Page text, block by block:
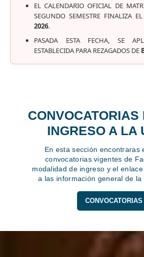
EL CALENDARIO OFICIAL DE
SEGUNDO SEMESTRE FINALIZA
2026.
PASADA ESTA FECHA, SE
ESTABLECIDA PARA REZAGADOS DE
CONVOCATORIAS
INGRESO A LA
En esta sección encontraras
convocatorias vigentes de
modalidad de ingreso y el
a las información general de la
CONVOCATORIAS